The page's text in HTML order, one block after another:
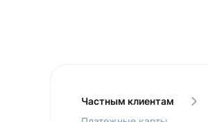
Частным клиентам